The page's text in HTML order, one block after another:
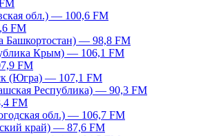
обл.) — 100,6 FM
FM
Башкортостан) — 98,8 FM
Крым) — 106,1 FM
FM
(Югра) — 107,1 FM
Республика) — 90,3 FM
FM
обл.) — 106,7 FM
край) — 87,6 FM